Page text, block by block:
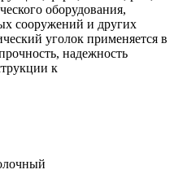
оборудования,
сооружений и других
уголок применяется в
надежность
к